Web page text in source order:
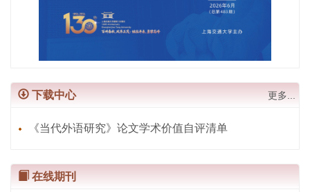
下载中心 更多...
《当代外语研究》论文学术价值自评清单
在线期刊